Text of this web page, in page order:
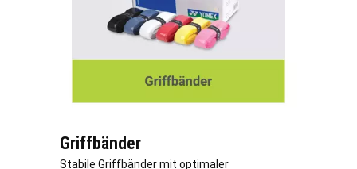
Griffbänder
Stabile Griffbänder mit optimaler